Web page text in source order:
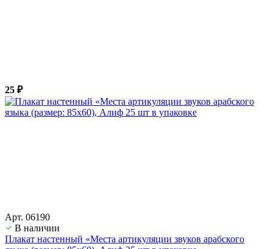
25 ₽
Арт. 06190
В наличии
Плакат настенный «Места артикуляции звуков арабского